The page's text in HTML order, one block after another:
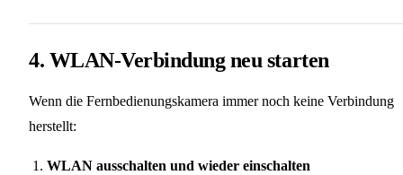
4. WLAN-Verbindung neu starten
Wenn die Fernbedienungskamera immer noch keine Verbindung
herstellt:
WLAN ausschalten und wieder einschalten